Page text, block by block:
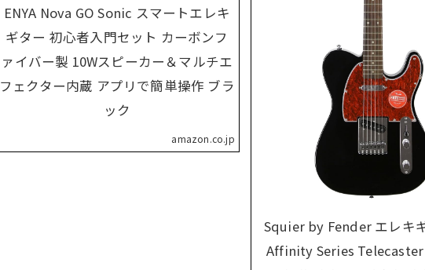
ENYA Nova GO Sonic スマートエレキ
ギター 初心者入門セット カーボンフ
ァイバー製 10Wスピーカー＆マルチエ
フェクター内蔵 アプリで簡単操作 ブラ
ック
amazon.co.jp
Squier by Fender エレキ
Affinity Series